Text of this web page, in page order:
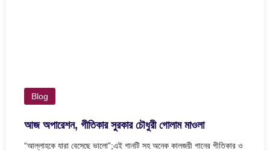
Blog
আজ অপারেশন, গীতিকার সুরকার চৌধুরী গোলাম মাওলা
“আল্লাহকে যারা বেসেছে ভালো”;এই গানটি সহ অনেক কালজয়ী গানের গীতিকার ও